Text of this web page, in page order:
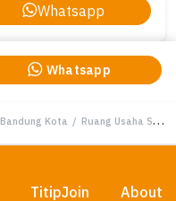
Whatsapp
Whatsapp
Bandung Kota / Ruang Usaha Sayap Dago Area Komersil Strategis Kota Bandung
TitipJoin About